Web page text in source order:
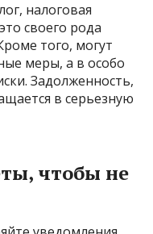
налоговая
своего рода
того, могут
меры, а в особо
Задолженность,
в серьезную
чтобы не